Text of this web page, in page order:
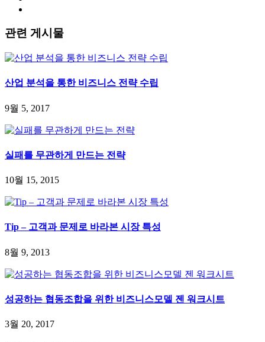
관련 게시물
산업 분석을 통한 비즈니스 전략 수립
9월 5, 2017
실패를 무관하게 만드는 전략
10월 15, 2015
Tip – 고객과 문제로 바라본 시장 특성
8월 9, 2013
성공하는 협동조합을 위한 비즈니스모델 젠 워크시트
3월 20, 2017